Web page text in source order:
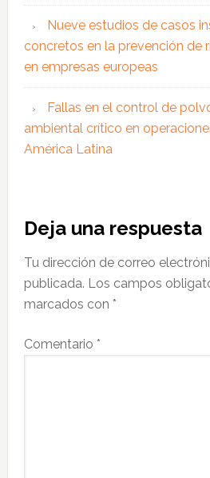
Nueve estudios de casos
concretos en la prevención de
en empresas europeas
Fallas en el control de
ambiental crítico en
América Latina
Interacciones
con
los
lectores
Deja una respuesta
Tu dirección de correo
publicada. Los campos
marcados con *
Comentario *